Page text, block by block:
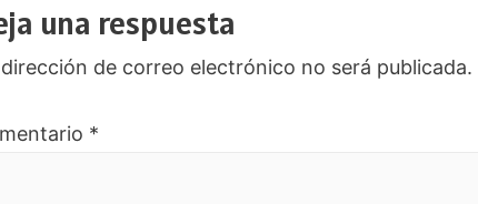
una respuesta
de correo electrónico no será publicada.
*